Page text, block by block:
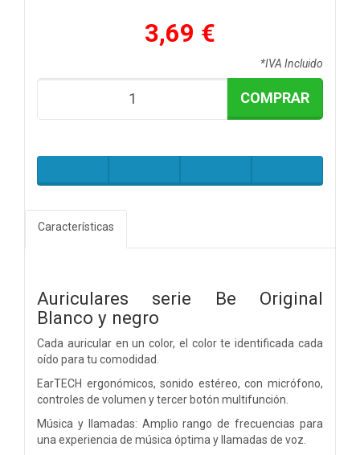
3,69 €
*IVA Incluido
COMPRAR
Características
Auriculares serie Be Original
Blanco y negro
Cada auricular en un color, el color te identificada cada
oído para tu comodidad.
EarTECH ergonómicos, sonido estéreo, con micrófono,
controles de volumen y tercer botón multifunción.
Música y llamadas: Amplio rango de frecuencias para
una experiencia de música óptima y llamadas de voz.